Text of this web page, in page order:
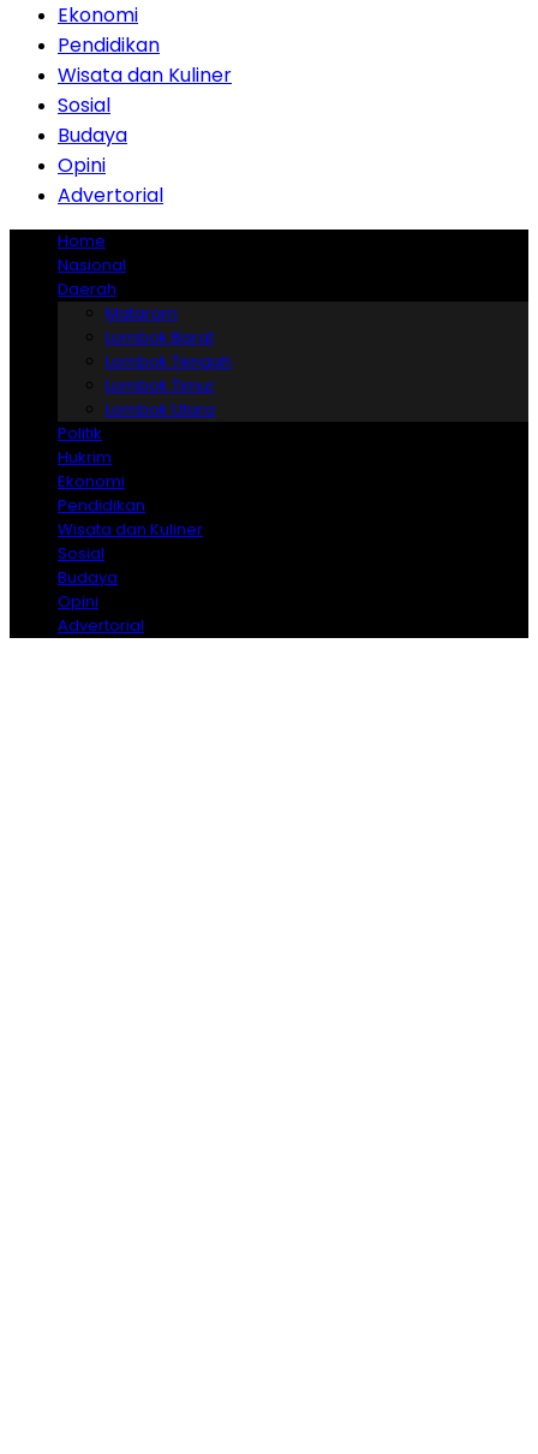
Ekonomi
Pendidikan
Wisata dan Kuliner
Sosial
Budaya
Opini
Advertorial
Home
Nasional
Daerah
Mataram
Lombok Barat
Lombok Tengah
Lombok Timur
Lombok Utara
Politik
Hukrim
Ekonomi
Pendidikan
Wisata dan Kuliner
Sosial
Budaya
Opini
Advertorial